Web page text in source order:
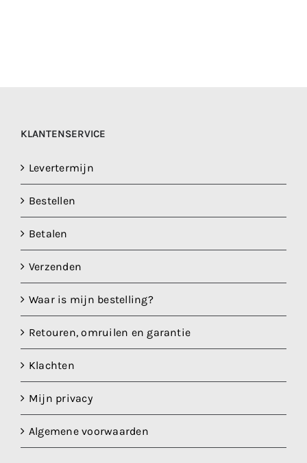
KLANTENSERVICE
Levertermijn
Bestellen
Betalen
Verzenden
Waar is mijn bestelling?
Retouren, omruilen en garantie
Klachten
Mijn privacy
Algemene voorwaarden